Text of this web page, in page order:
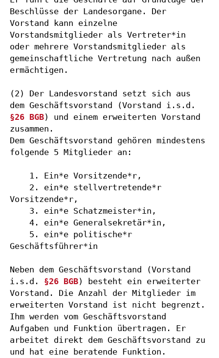
Beschlüsse der Landesorgane. Der
Vorstand kann einzelne
Vorstandsmitglieder als Vertreter*in
oder mehrere Vorstandsmitglieder als
gemeinschaftliche Vertretung nach außen
ermächtigen.
(2) Der Landesvorstand setzt sich aus
§26 BGB) und einem erweiterten Vorstand
zusammen.
Dem Geschäftsvorstand gehören mindestens
folgende 5 Mitglieder an:
Vorsitzende*r,
Geschäftsführer*in
Neben dem Geschäftsvorstand (Vorstand
i.s.d. §26 BGB) besteht ein erweiterter
Vorstand. Die Anzahl der Mitglieder im
erweiterten Vorstand ist nicht begrenzt.
Ihm werden vom Geschäftsvorstand
Aufgaben und Funktion übertragen. Er
arbeitet direkt dem Geschäftsvorstand zu
und hat eine beratende Funktion.